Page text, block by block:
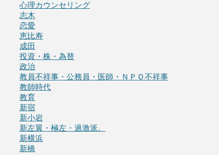
心理カウンセリング
志木
恋愛
恵比寿
成田
投資・株・為替
政治
教員不祥事・公務員・医師・ＮＰＯ不祥事
教師時代
教育
新宿
新小岩
新左翼・極左・過激派。
新横浜
新橋